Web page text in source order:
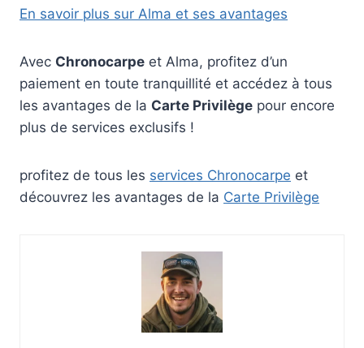
En savoir plus sur Alma et ses avantages
Avec Chronocarpe et Alma, profitez d’un
paiement en toute tranquillité et accédez à tous
les avantages de la Carte Privilège pour encore
plus de services exclusifs !
profitez de tous les services Chronocarpe et
découvrez les avantages de la Carte Privilège